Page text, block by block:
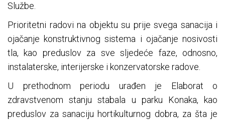
Službe.
Prioritetni radovi na objektu su prije svega sanacija i
ojačanje konstruktivnog sistema i ojačanje nosivosti
tla, kao preduslov za sve sljedeće faze, odnosno,
instalaterske, interijerske i konzervatorske radove.
U prethodnom periodu urađen je Elaborat o
zdravstvenom stanju stabala u parku Konaka, kao
preduslov za sanaciju hortikulturnog dobra, za šta je